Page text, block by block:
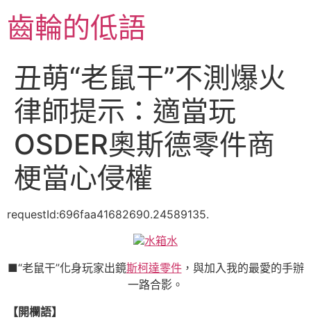
至
主齒輪的低語
丑萌“老鼠干”不測爆火
律師提示：適當玩
OSDER奧斯德零件商
梗當心侵權
requestId:696faa41682690.24589135.
水箱水
■“老鼠干”化身玩家出鏡斯柯達零件，與加入我的最愛的手辦
一路合影。
【開欄語】